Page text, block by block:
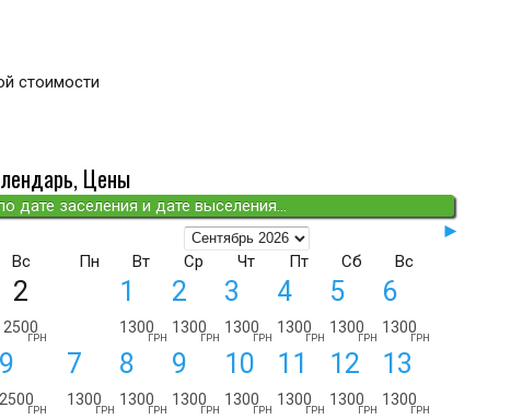
стоимости
Цены
дате заселения и дате выселения...
Вс
2
2500
ГРН
9
2500
ГРН
Пн Вт Ср Чт Пт Сб Вс
1
1300
ГРН
2
1300
ГРН
3
1300
ГРН
4
1300
ГРН
5
1300
ГРН
6
1300
ГРН
7
1300
ГРН
8
1300
ГРН
9
1300
ГРН
10
1300
ГРН
11
1300
ГРН
12
1300
ГРН
13
1300
ГРН
►